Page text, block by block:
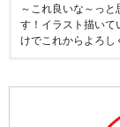
～これ良いな～っ
す！イラスト描いて
けでこれからよろし